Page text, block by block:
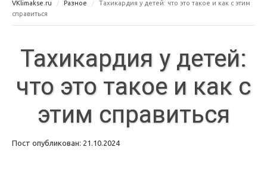
VKlimakse.ru Разное
Тахикардия у детей: что это такое и как с этим
справиться
Тахикардия у детей:
что это такое и как с
этим справиться
Пост опубликован: 21.10.2024